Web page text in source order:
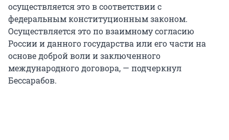
осуществляется это в соответствии с
федеральным конституционным законом.
Осуществляется это по взаимному согласию
России и данного государства или его части на
основе доброй воли и заключенного
международного договора, — подчеркнул
Бессарабов.